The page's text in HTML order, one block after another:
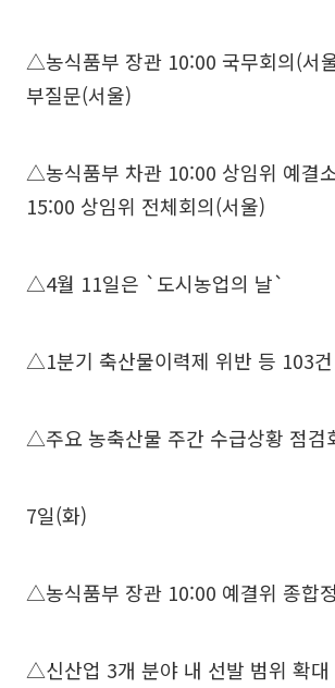
△농식품부 장관 10:00 국무회의(서
부질문(서울)
△농식품부 차관 10:00 상임위 예결
15:00 상임위 전체회의(서울)
△4월 11일은 `도시농업의 날`
△1분기 축산물이력제 위반 등 103
△주요 농축산물 주간 수급상황 점검
7일(화)
△농식품부 장관 10:00 예결위 종합
△신산업 3개 분야 내 선발 범위 확대